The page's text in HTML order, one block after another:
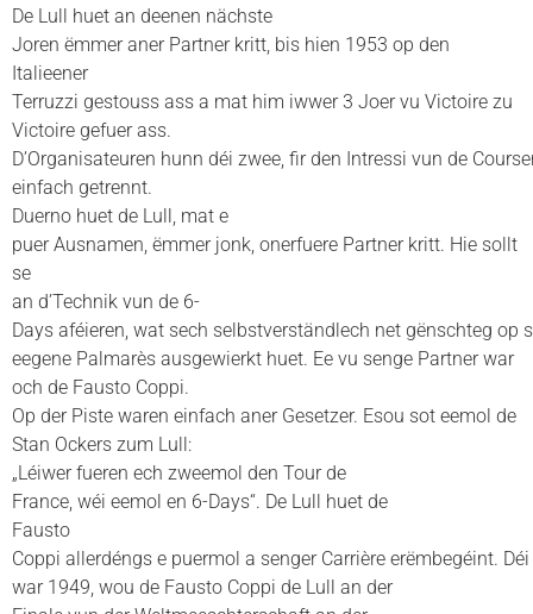
De Lull huet an deenen nächste
Joren ëmmer aner Partner kritt, bis hien 1953 op den
Italieener
Terruzzi gestouss ass a mat him iwwer 3 Joer vu Victoire zu
Victoire gefuer ass.
D’Organisateuren hunn déi zwee, fir den Intressi vun de
einfach getrennt.
Duerno huet de Lull, mat e
puer Ausnamen, ëmmer jonk, onerfuere Partner kritt. Hie sollt
se
an d’Technik vun de 6-
Days aféieren, wat sech selbstverständlech net gënschteg op
eegene Palmarès ausgewierkt huet. Ee vu senge Partner war
och de Fausto Coppi.
Op der Piste waren einfach aner Gesetzer. Esou sot eemol de
Stan Ockers zum Lull:
„Léiwer fueren ech zweemol den Tour de
France, wéi eemol en 6-Days“. De Lull huet de
Fausto
Coppi allerdéngs e puermol a senger Carrière erëmbegéint.
war 1949, wou de Fausto Coppi de Lull an der